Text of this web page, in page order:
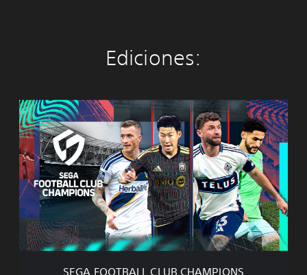
Ediciones:
S
E
G
A
F
O
O
T
B
L
SEGA FOOTBALL CLUB CHAMPIONS